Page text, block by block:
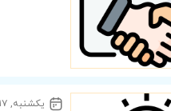
یکشنبه, ۱۷ دی ۱۳۹۱